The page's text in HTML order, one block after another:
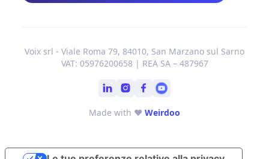
Voix srl - Viale Roma 79, 84010, San Marzano sul Sarno
VAT: 05976200658 | REA SA – 487967
Made with ❤ Weirdoo